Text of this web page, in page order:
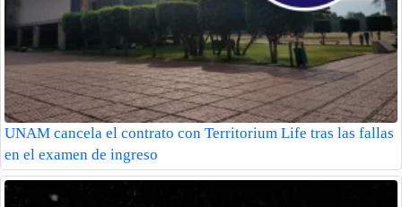
UNAM cancela el contrato con Territorium Life tras las fallas
en el examen de ingreso